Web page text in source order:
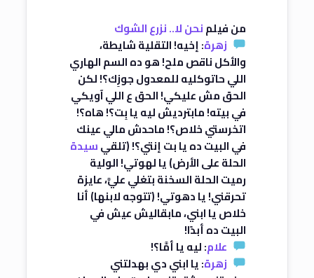
من فيلمنحن لا.. نزرع الشوك
زهرة: إخيه! التقلية شايطة،
والأكل ناقص ملح! هو ده السم الهاري
اللي حاتوكليه للمعدول جوزِك؟! لكن
الحق مش عليكي! الحق ع اللي آويكي
في بيته! مابترديش ليه يا بِت؟! هاه؟!
اتخرستي خلاص؟! ماحدش مالي عينك
في البيت ده يا بت إنتي؟! (تلقيسيدة
الحلة على الأرض) يا لهوتي! الولية
رميت الحلة السخنة بتغلي عليَّ، عايزة
تحرقني! يا دهوتي! (تتوجه لابنها) أنا
خلاص يا ابني، مابقاليش عيش في
البيت ده أبدًا!
علام: ليه يا أمَّا؟!
زهرة: يا ابني دي بهدلتني